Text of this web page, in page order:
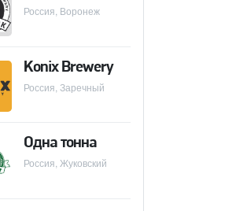
Россия, Воронеж
Konix Brewery
Россия, Заречный
Одна тонна
Россия, Жуковский